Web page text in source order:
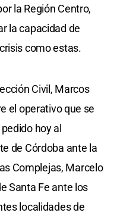
la Región Centro,
la capacidad de
como estas.
Civil, Marcos
el operativo que se
hoy al
de Córdoba ante la
Complejas, Marcelo
Santa Fe ante los
localidades de